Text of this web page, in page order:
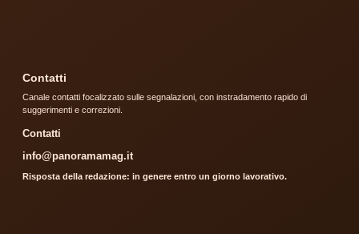
Contatti
Canale contatti focalizzato sulle segnalazioni, con instradamento rapido di
suggerimenti e correzioni.
Contatti
info@panoramamag.it
Risposta della redazione: in genere entro un giorno lavorativo.